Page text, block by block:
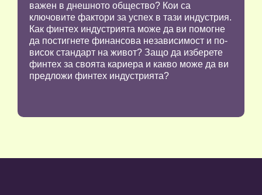
важен в днешното общество? Кои са
ключовите фактори за успех в тази индустрия.
Как финтех индустрията може да ви помогне
да постигнете финансова независимост и по-
висок стандарт на живот? Защо да изберете
финтех за своята кариера и какво може да ви
предложи финтех индустрията?